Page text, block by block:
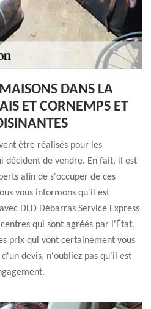
DANS LA
ET CORNEMPS ET
être réalisés pour les
décident de vendre. En fait, il est
afin de s'occuper de ces
vous informons qu'il est
DLD Débarras Service Express
qui sont agréés par l'État.
prix qui vont certainement vous
d'un devis, n'oubliez pas qu'il est